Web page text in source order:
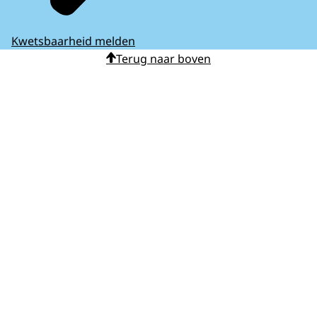
Kwetsbaarheid melden
Terug naar boven